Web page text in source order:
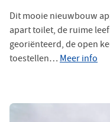
Dit mooie nieuwbouw
apart toilet, de ruime
georiënteerd, de open
toestellen… Meer info